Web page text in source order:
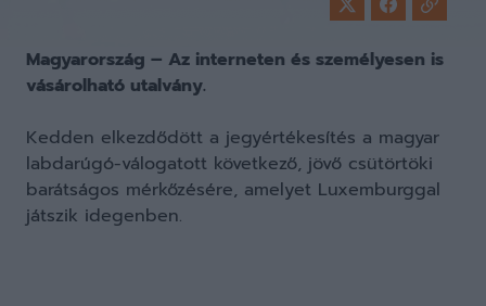
Magyarország – Az interneten és személyesen is
vásárolható utalvány.
Kedden elkezdődött a jegyértékesítés a magyar
labdarúgó-válogatott következő, jövő csütörtöki
barátságos mérkőzésére, amelyet Luxemburggal
játszik idegenben.